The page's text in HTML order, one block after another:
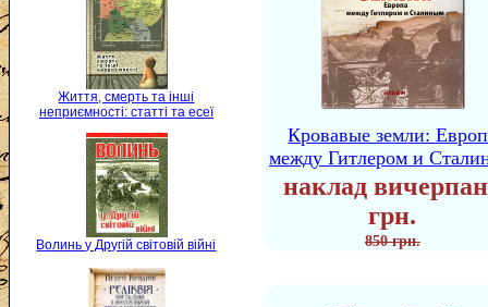
Життя, смерть та інші
неприємності: статті та есеї
Волинь у Другій світовій війні
Кровавые земли:
между Гитлером и
наклад
грн.
850 грн.